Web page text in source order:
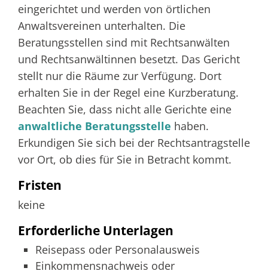
eingerichtet und werden von örtlichen
Anwaltsvereinen unterhalten. Die
Beratungsstellen sind mit Rechtsanwälten
und Rechtsanwältinnen besetzt. Das Gericht
stellt nur die Räume zur Verfügung. Dort
erhalten Sie in der Regel eine Kurzberatung.
Beachten Sie, dass nicht alle Gerichte eine
anwaltliche Beratungsstelle haben.
Erkundigen Sie sich bei der Rechtsantragstelle
vor Ort, ob dies für Sie in Betracht kommt.
Fristen
keine
Erforderliche Unterlagen
Reisepass oder Personalausweis
Einkommensnachweis oder